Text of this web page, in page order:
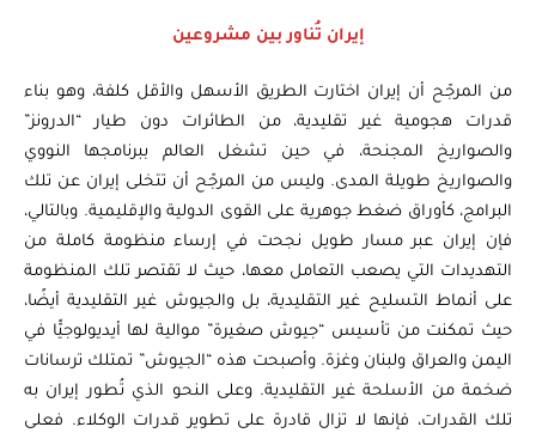
إيران تُناور بين مشروعين
من المرجّح أن إيران اختارت الطريق الأسهل والأقل كلفة، وهو بناء
قدرات هجومية غير تقليدية، من الطائرات دون طيار “الدرونز”
والصواريخ المجنحة، في حين تشغل العالم ببرنامجها النووي
والصواريخ طويلة المدى. وليس من المرجّح أن تتخلى إيران عن تلك
البرامج، كأوراق ضغط جوهرية على القوى الدولية والإقليمية. وبالتالي،
فإن إيران عبر مسار طويل نجحت في إرساء منظومة كاملة من
التهديدات التي يصعب التعامل معها، حيث لا تقتصر تلك المنظومة
على أنماط التسليح غير التقليدية، بل والجيوش غير التقليدية أيضًا،
حيث تمكنت من تأسيس “جيوش صغيرة” موالية لها أيديولوجيًّا في
اليمن والعراق ولبنان وغزة. وأصبحت هذه “الجيوش” تمتلك ترسانات
ضخمة من الأسلحة غير التقليدية. وعلى النحو الذي تُطور إيران به
تلك القدرات، فإنها لا تزال قادرة على تطوير قدرات الوكلاء. فعلى